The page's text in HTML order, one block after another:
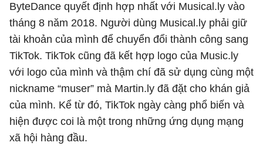
ByteDance quyết định hợp nhất với Musical.ly vào
tháng 8 năm 2018. Người dùng Musical.ly phải giữ
tài khoản của mình để chuyển đổi thành công sang
TikTok. TikTok cũng đã kết hợp logo của Music.ly
với logo của mình và thậm chí đã sử dụng cùng một
nickname “muser” mà Martin.ly đã đặt cho khán giả
của mình. Kể từ đó, TikTok ngày càng phổ biến và
hiện được coi là một trong những ứng dụng mạng
xã hội hàng đầu.